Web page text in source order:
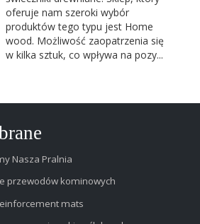
oferuje nam szeroki wybór
produktów tego typu jest Home
wood. Możliwość zaopatrzenia się
w kilka sztuk, co wpływa na pozy...
Nasza Pralnia
przewodów kominowych
mats